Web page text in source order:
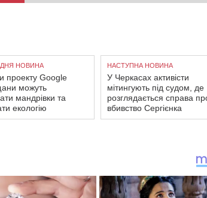
НОВИНА
проекту Google
можуть
мандрівки та
екологію
НАСТУПНА НОВИНА
У Черкасах активісти
мітингують під судом, де
розглядається справа
вбивство Сергієнка